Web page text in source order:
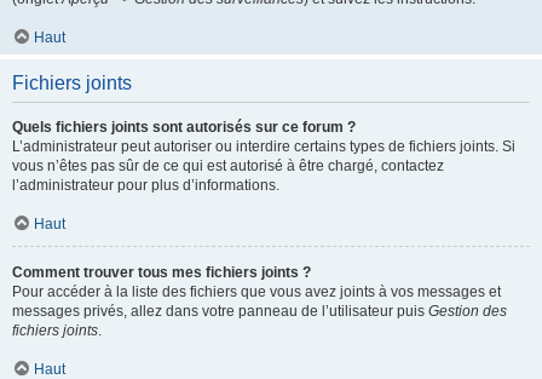
Haut
Fichiers joints
Quels fichiers joints sont autorisés sur ce forum ?
L’administrateur peut autoriser ou interdire certains types de fichiers joints. Si
vous n’êtes pas sûr de ce qui est autorisé à être chargé, contactez
l’administrateur pour plus d’informations.
Haut
Comment trouver tous mes fichiers joints ?
Pour accéder à la liste des fichiers que vous avez joints à vos messages et
messages privés, allez dans votre panneau de l’utilisateur puis Gestion des
fichiers joints.
Haut